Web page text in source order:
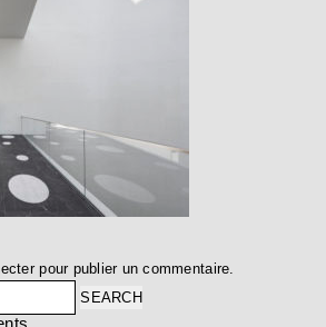
pour publier un commentaire.